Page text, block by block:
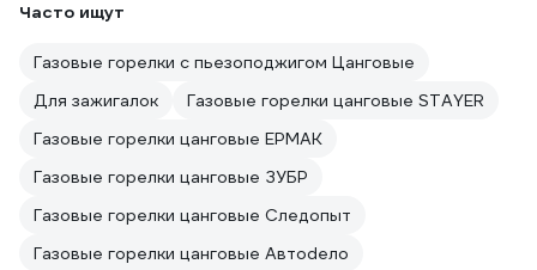
Часто ищут
Газовые горелки с пьезоподжигом Цанговые
Для зажигалок
Газовые горелки цанговые STAYER
Газовые горелки цанговые ЕРМАК
Газовые горелки цанговые ЗУБР
Газовые горелки цанговые Следопыт
Газовые горелки цанговые Автоdело